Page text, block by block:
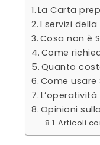
La Carta
I servizi
Cosa non è
Come
Quanto
Come usare
Opinioni
Articoli